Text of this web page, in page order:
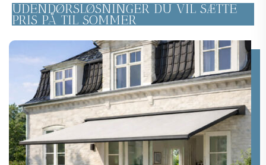
UDENDØRSLØSNINGER DU VIL SÆTTE
PRIS PÅ TIL SOMMER